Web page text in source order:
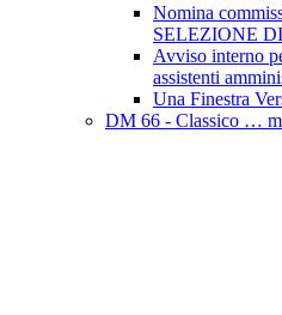
Nomina
SELEZIONE
Avviso interno
assistenti
Una Finestra
DM 66 - Classico …